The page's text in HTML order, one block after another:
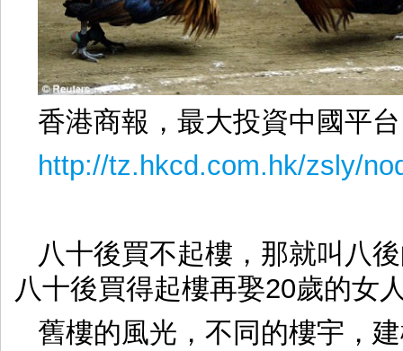
香港商報，最大投資中國平台
http://tz.hkcd.com.hk/zsly/
八十後買不起樓，那就叫八
八十後買得起樓再娶20歲的女
舊樓的風光，不同的樓宇，